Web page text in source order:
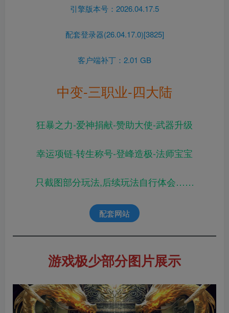
引擎版本号：2026.04.17.5
配套登录器(26.04.17.0)[3825]
客户端补丁：2.01 GB
中变-三职业-四大陆
狂暴之力-爱神捐献-赞助大使-武器升级
幸运项链-转生称号-登峰造极-法师宝宝
只截图部分玩法,后续玩法自行体会……
配套网站
游戏极少部分图片展示